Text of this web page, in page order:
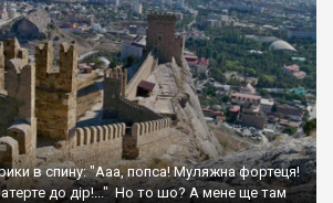
в спину: "Ааа, попса! Муляжна фортеця!
до дір!..." Но то шо? А мене ще там